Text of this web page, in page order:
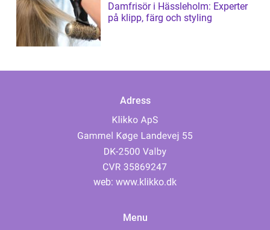
Damfrisör i Hässleholm: Experter
på klipp, färg och styling
Adress
web: www.klikko.dk
Menu